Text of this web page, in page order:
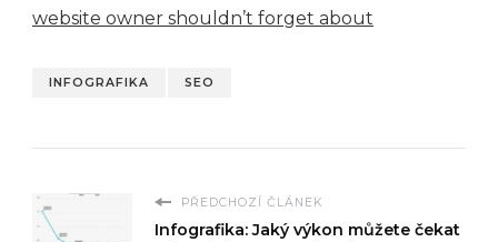
website owner shouldn’t forget about
INFOGRAFIKA SEO
PŘEDCHOZÍ ČLÁNEK
Infografika: Jaký výkon můžete čekat